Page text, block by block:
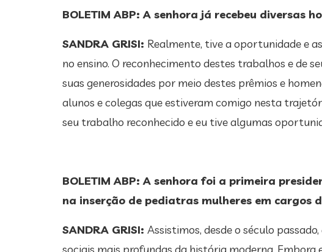
BOLETIM ABP: A senhora já recebeu diversas
SANDRA GRISI: Realmente, tive a oportunidade e
no ensino. O reconhecimento destes trabalhos e de
suas generosidades por meio destes prêmios e
alunos e colegas que estiveram comigo nesta
seu trabalho reconhecido e eu tive algumas
BOLETIM ABP: A senhora foi a primeira
na inserção de pediatras mulheres em cargos
SANDRA GRISI: Assistimos, desde o século
sociais mais profundas da história moderna. Embora